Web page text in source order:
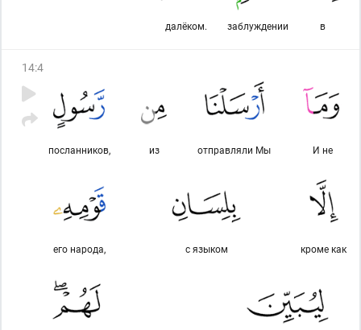
в
заблуждении
далёком.
14:4
И не
отправляли Мы
из
посланников,
кроме как
с языком
его народа,